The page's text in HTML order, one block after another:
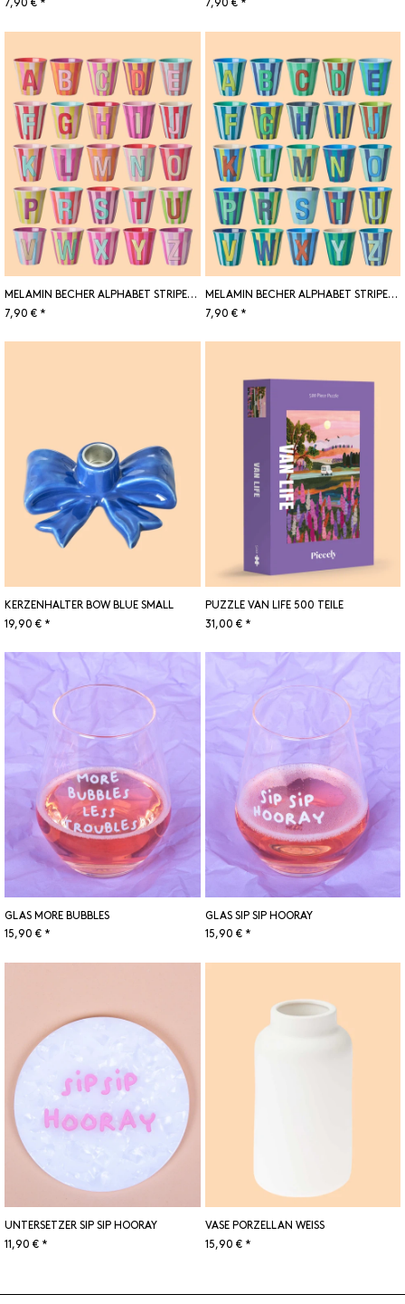
7,90 € * 7,90 € *
MELAMIN BECHER ALPHABET STRIPES PINK
7,90 € *
MELAMIN BECHER ALPHABET STRIPES BLUE
7,90 € *
KERZENHALTER BOW BLUE SMALL
19,90 € *
PUZZLE VAN LIFE 500 TEILE
31,00 € *
GLAS MORE BUBBLES
15,90 € *
GLAS SIP SIP HOORAY
15,90 € *
UNTERSETZER SIP SIP HOORAY
11,90 € *
VASE PORZELLAN WEISS
15,90 € *